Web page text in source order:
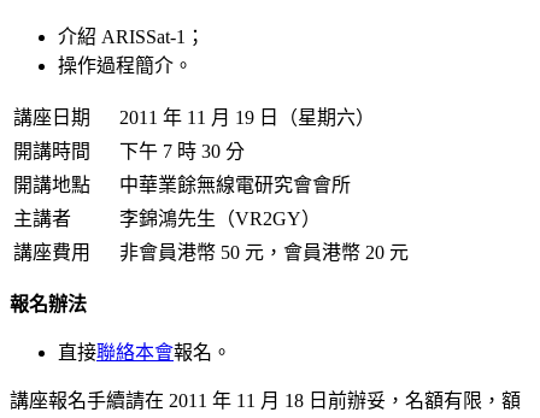
介紹 ARISSat-1；
操作過程簡介。
講座日期
2011 年 11 月 19 日（星期六）
開講時間
下午 7 時 30 分
開講地點
中華業餘無線電研究會會所
主講者
李錦鴻先生（VR2GY）
講座費用
非會員港幣 50 元，會員港幣 20 元
報名辦法
直接聯絡本會報名。
講座報名手續請在 2011 年 11 月 18 日前辦妥，名額有限，額